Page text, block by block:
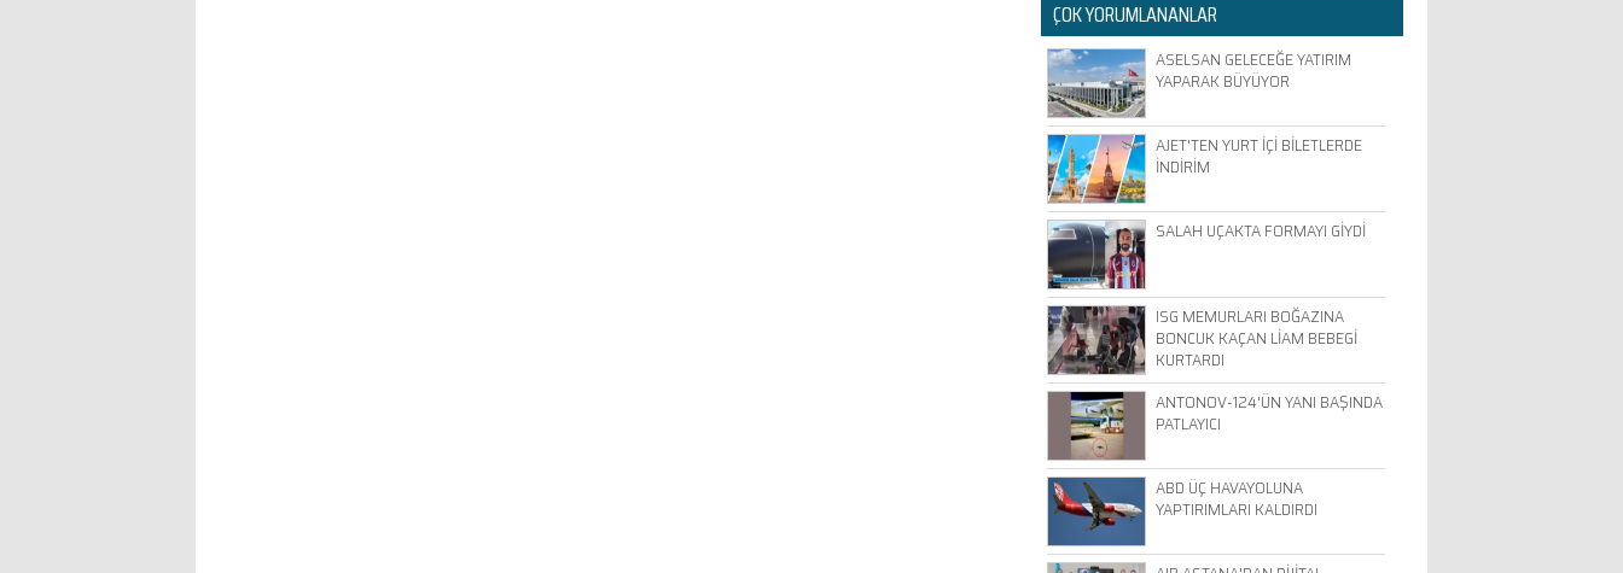
ÇOK YORUMLANANLAR
ASELSAN GELECEĞE YATIRIM
YAPARAK BÜYÜYOR
AJET'TEN YURT İÇİ BİLETLERDE
İNDİRİM
SALAH UÇAKTA FORMAYI GİYDİ
ISG MEMURLARI BOĞAZINA
BONCUK KAÇAN LİAM BEBEGİ
KURTARDI
ANTONOV-124'ÜN YANI BAŞINDA
PATLAYICI
ABD ÜÇ HAVAYOLUNA
YAPTIRIMLARI KALDIRDI